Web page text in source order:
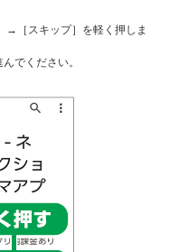
→［スキップ］を軽く押しま
でください。